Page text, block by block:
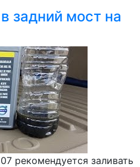
задний мост на
рекомендуется заливать